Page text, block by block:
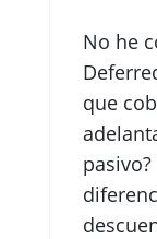
No he
que